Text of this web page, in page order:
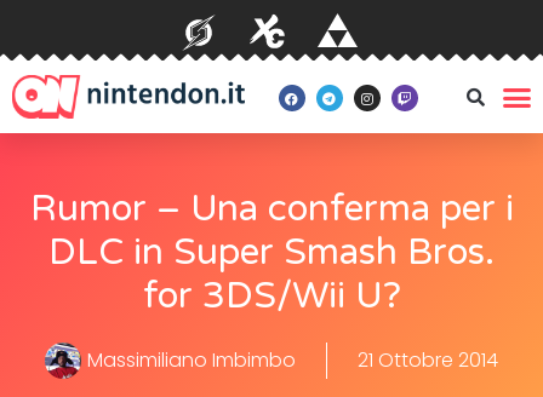
Rumor – Una conferma per i
DLC in Super Smash Bros.
for 3DS/Wii U?
Massimiliano Imbimbo 21 Ottobre 2014